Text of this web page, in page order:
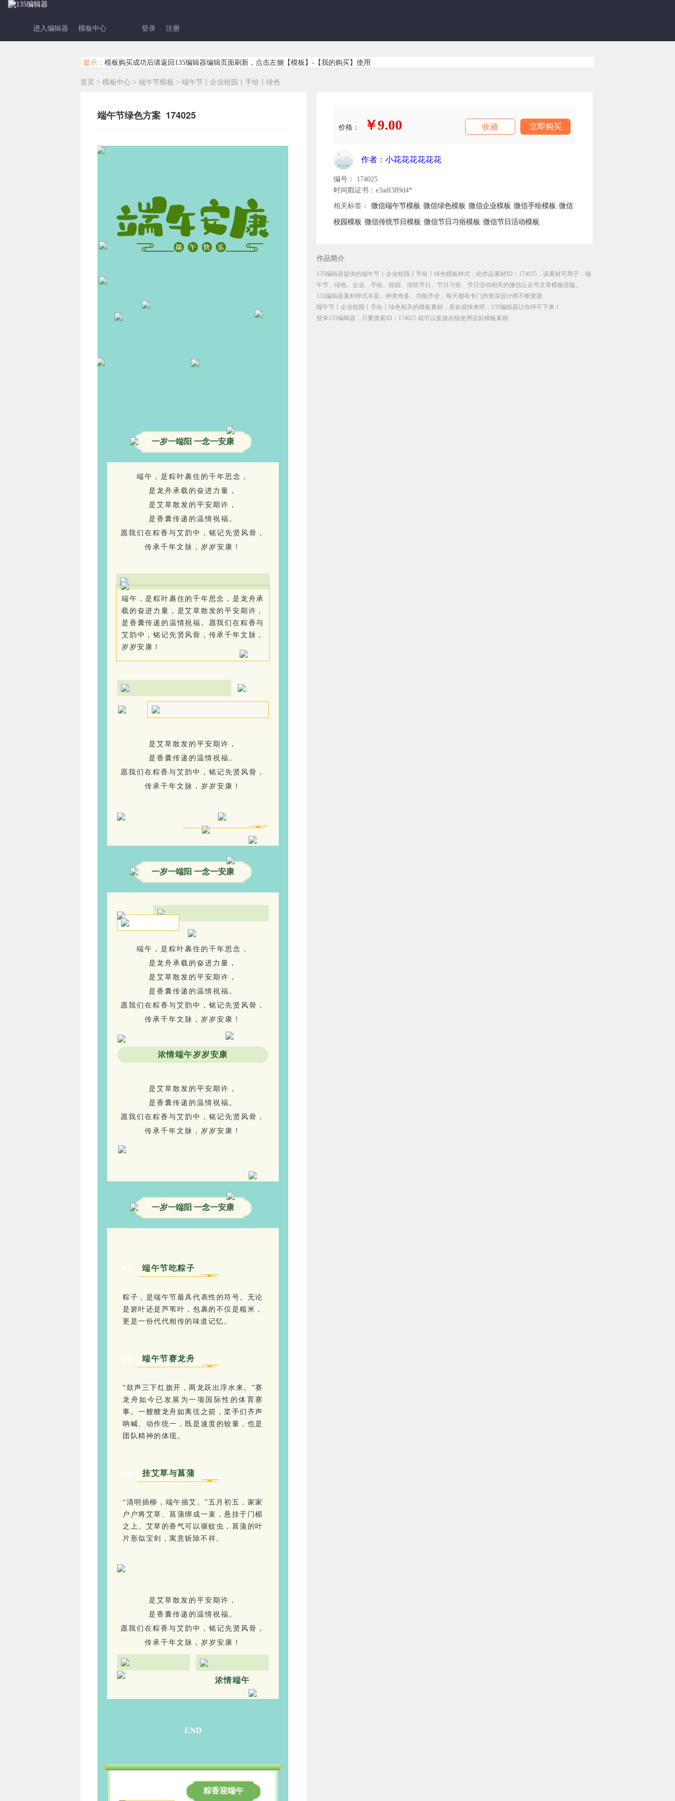
进入编辑器 模板中心 登录 注册
提示： 模板购买成功后请返回135编辑器编辑页面刷新，点击左侧【模板】-【我的购买】使用
首页 > 模板中心 > 端午节模板 > 端午节丨企业校园丨手绘丨绿色
端午节绿色方案 174025
一岁一端阳 一念一安康
端午，是粽叶裹住的千年思念，
是龙舟承载的奋进力量，
是艾草散发的平安期许，
是香囊传递的温情祝福。
愿我们在粽香与艾韵中，铭记先贤风骨，
传承千年文脉，岁岁安康！
端午，是粽叶裹住的千年思念，是龙舟承
载的奋进力量，是艾草散发的平安期许，
是香囊传递的温情祝福。愿我们在粽香与
艾韵中，铭记先贤风骨，传承千年文脉，
岁岁安康！
是艾草散发的平安期许，
是香囊传递的温情祝福。
愿我们在粽香与艾韵中，铭记先贤风骨，
传承千年文脉，岁岁安康！
一岁一端阳 一念一安康
端午，是粽叶裹住的千年思念，
是龙舟承载的奋进力量，
是艾草散发的平安期许，
是香囊传递的温情祝福。
愿我们在粽香与艾韵中，铭记先贤风骨，
传承千年文脉，岁岁安康！
浓情端午岁岁安康
是艾草散发的平安期许，
是香囊传递的温情祝福。
愿我们在粽香与艾韵中，铭记先贤风骨，
传承千年文脉，岁岁安康！
一岁一端阳 一念一安康
端午节吃粽子
粽子，是端午节最具代表性的符号。无论
是箬叶还是芦苇叶，包裹的不仅是糯米，
更是一份代代相传的味道记忆。
端午节赛龙舟
“鼓声三下红旗开，两龙跃出浮水来。”赛
龙舟如今已发展为一项国际性的体育赛
事。一艘艘龙舟如离弦之箭，桨手们齐声
呐喊、动作统一，既是速度的较量，也是
团队精神的体现。
挂艾草与菖蒲
“清明插柳，端午插艾。”五月初五，家家
户户将艾草、菖蒲绑成一束，悬挂于门楣
之上。艾草的香气可以驱蚊虫，菖蒲的叶
片形似宝剑，寓意斩除不祥。
是艾草散发的平安期许，
是香囊传递的温情祝福。
愿我们在粽香与艾韵中，铭记先贤风骨，
传承千年文脉，岁岁安康！
浓情端午
END
粽香迎端午
价格： ￥9.00 立即购买
收藏
作者：小花花花花花花
编号： 174025
时间戳证书：e3adf389d4*
相关标签： 微信端午节模板 微信绿色模板 微信企业模板 微信手绘模板 微信
校园模板 微信传统节日模板 微信节日习俗模板 微信节日活动模板
作品简介
135编辑器提供的端午节丨企业校园丨手绘丨绿色模板样式，此作品素材ID：174025，该素材可用于：端
午节、绿色、企业、手绘、校园、传统节日、节日习俗、节日活动相关的微信公众号文章模板排版。
135编辑器素材样式丰富、种类奇多、功能齐全，每天都有专门的资深设计师不断更新
端午节丨企业校园丨手绘丨绿色相关的模板素材，喜欢就快来吧，135编辑器让你停不下来！
登录135编辑器，只要搜索ID：174025 就可以直接在线使用这款模板素材。